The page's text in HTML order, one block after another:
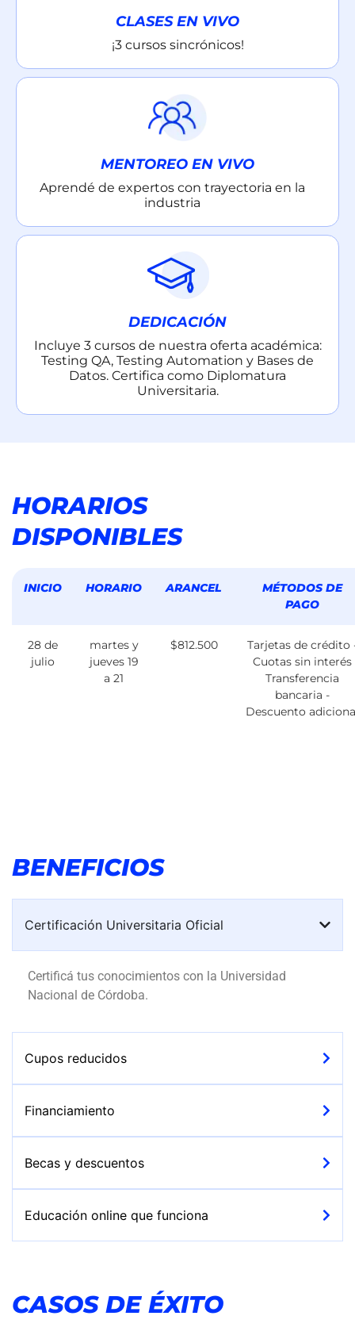
CLASES EN VIVO
¡3 cursos sincrónicos!
MENTOREO EN VIVO
Aprendé de expertos con trayectoria en la
industria
DEDICACIÓN
Incluye 3 cursos de nuestra oferta académica:
Testing QA, Testing Automation y Bases de
Datos. Certifica como Diplomatura
Universitaria.
HORARIOS
DISPONIBLES
INICIO HORARIO ARANCEL
MÉTODOS DE
PAGO
28 de
julio
martes y
jueves 19
a 21
$812.500
Tarjetas de crédito
Cuotas sin interés
Transferencia
bancaria -
Descuento
BENEFICIOS
Certificación Universitaria Oficial
Certificá tus conocimientos con la Universidad
Nacional de Córdoba.
Cupos reducidos
Financiamiento
Becas y descuentos
Educación online que funciona
CASOS DE ÉXITO